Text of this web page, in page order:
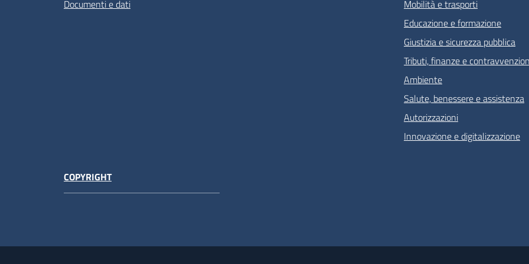
Documenti e dati
Mobilità e trasporti
Educazione e formazione
Giustizia e sicurezza pubblica
Tributi, finanze e
Ambiente
Salute, benessere e assistenza
Autorizzazioni
Innovazione e digitalizzazione
COPYRIGHT